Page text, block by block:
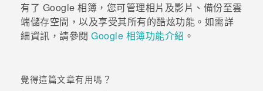
登入
有了 Google 相簿 ，您可管理相片及影片、備份至雲
端儲存空間，以及享受其所有的酷炫功能。如需詳
細資訊，請參閱 Google 相簿功能介紹 。
覺得這篇文章有用嗎？